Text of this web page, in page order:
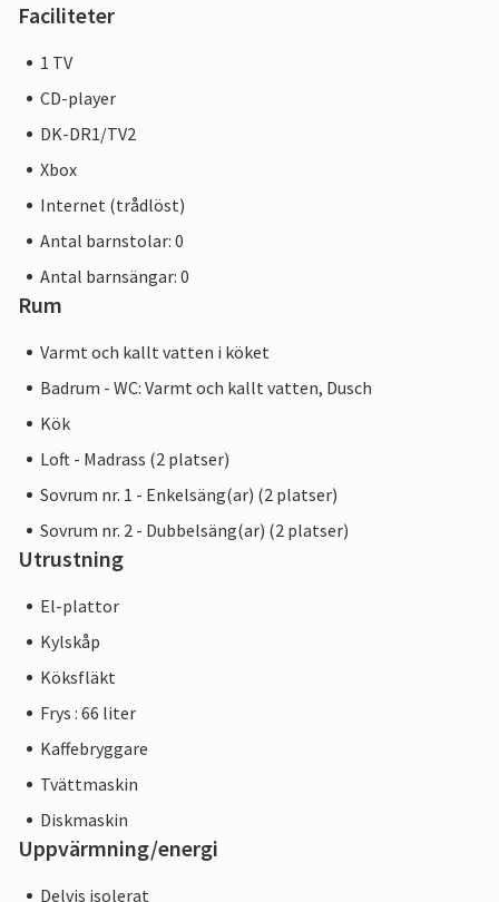
Faciliteter
1 TV
CD-player
DK-DR1/TV2
Xbox
Internet (trådlöst)
Antal barnstolar: 0
Antal barnsängar: 0
Rum
Varmt och kallt vatten i köket
Badrum - WC: Varmt och kallt vatten, Dusch
Kök
Loft - Madrass (2 platser)
Sovrum nr. 1 - Enkelsäng(ar) (2 platser)
Sovrum nr. 2 - Dubbelsäng(ar) (2 platser)
Utrustning
El-plattor
Kylskåp
Köksfläkt
Frys : 66 liter
Kaffebryggare
Tvättmaskin
Diskmaskin
Uppvärmning/energi
Delvis isolerat